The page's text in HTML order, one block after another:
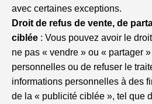
avec certaines exceptions.
Droit de refus de vente, de
ciblée : Vous pouvez avoir le
ne pas « vendre » ou « partager
personnelles ou de refuser le
informations personnelles à des
de la « publicité ciblée », tel que